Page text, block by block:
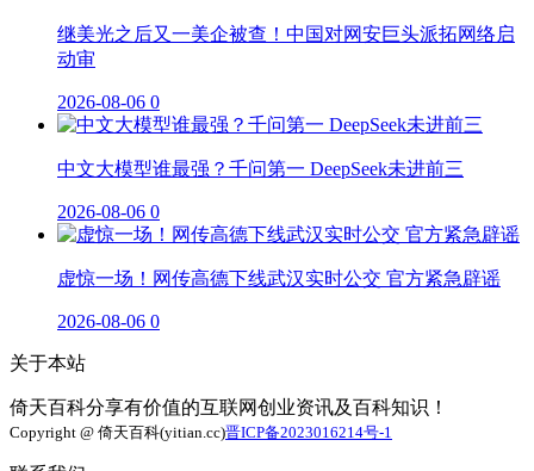
继美光之后又一美企被查！中国对网安巨头派拓网络启
动审
2026-08-06 0
中文大模型谁最强？千问第一 DeepSeek未进前三
2026-08-06 0
虚惊一场！网传高德下线武汉实时公交 官方紧急辟谣
2026-08-06 0
关于本站
倚天百科分享有价值的互联网创业资讯及百科知识！
Copyright @ 倚天百科(yitian.cc)晋ICP备2023016214号-1